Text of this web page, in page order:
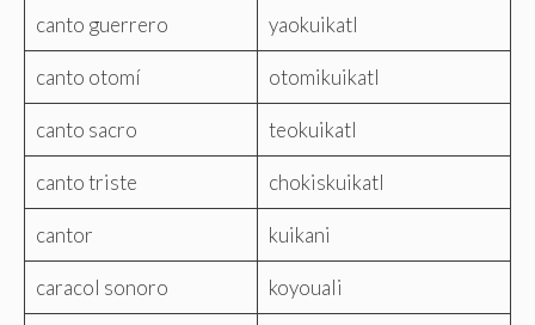
canto guerrero yaokuikatl
canto otomí otomikuikatl
canto sacro teokuikatl
canto triste chokiskuikatl
cantor kuikani
caracol sonoro koyouali